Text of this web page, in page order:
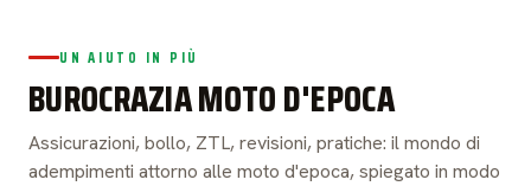
UN AIUTO IN PIÙ
BUROCRAZIA MOTO D'EPOCA
Assicurazioni, bollo, ZTL, revisioni, pratiche: il mondo di
adempimenti attorno alle moto d'epoca, spiegato in modo